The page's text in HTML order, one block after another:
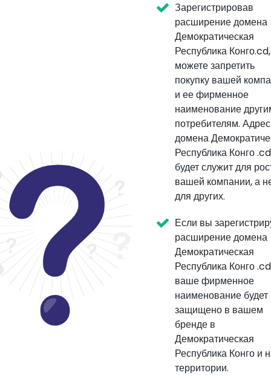
Зарегистрировав
расширение домена
Демократическая
Республика
можете запретить
покупку вашей
и ее фирменное
наименование
потребителям. Адрес
домена
Республика Конго .cd
будет служит для
вашей компании, а
для других.
Если вы
расширение домена
Демократическая
Республика Конго
ваше фирменное
наименование будет
защищено в вашем
бренде в
Демократическая
Республика Конго и
территории.